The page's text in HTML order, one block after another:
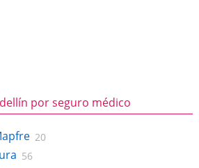
por seguro médico
20
56